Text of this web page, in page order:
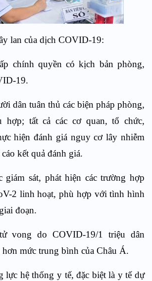
lan của dịch COVID-19:
chính quyền có kịch bản phòng,
19.
dân tuân thủ các biện pháp phòng,
hợp; tất cả các cơ quan, tổ chức,
hiện đánh giá nguy cơ lây nhiễm
kết quả đánh giá.
giám sát, phát hiện các trường hợp
2 linh hoạt, phù hợp với tình hình
đoạn.
vong do COVID-19/1 triệu dân
mức trung bình của Châu Á.
lực hệ thống y tế, đặc biệt là y tế dự